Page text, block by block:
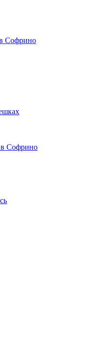
Софрино
в Софрино